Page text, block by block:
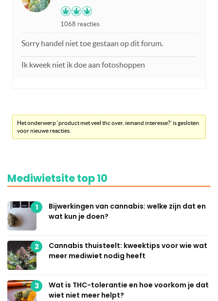
1068 reacties
Sorry handel niet toe gestaan op dit forum.
Ik kweek niet ik doe aan fotoshoppen
Het onderwerp ‘product met veel thc over, iemand interesse?’ is gesloten
voor nieuwe reacties.
Mediwietsite top 10
1
Bijwerkingen van cannabis: welke zijn dat en
wat kun je doen?
2
Cannabis thuisteelt: kweektips voor wie wat
meer mediwiet nodig heeft
3
Wat is THC-tolerantie en hoe voorkom je dat
wiet niet meer helpt?